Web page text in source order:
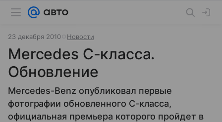
23 декабря 2010 Новости
Mercedes C-класса.
Обновление
Mercedes-Benz опубликовал первые
фотографии обновленного С-класса,
официальная премьера которого пройдет в